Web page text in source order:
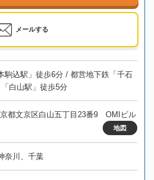
メールする
駒込駅」徒歩6分 / 都営地下鉄「千石
白山駅」徒歩5分
都文京区白山五丁目23番9 OMIビル
地図
奈川、千葉